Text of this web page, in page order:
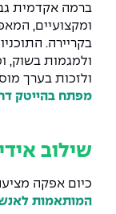
ברמה אקדמית
ומקצועיים,
בקריירה.
ולמגמות בשוק,
ולזכות בערך
מפתח בהייטק
שילוב
כיום אפקה
המותאמות
סמסטר ראשון